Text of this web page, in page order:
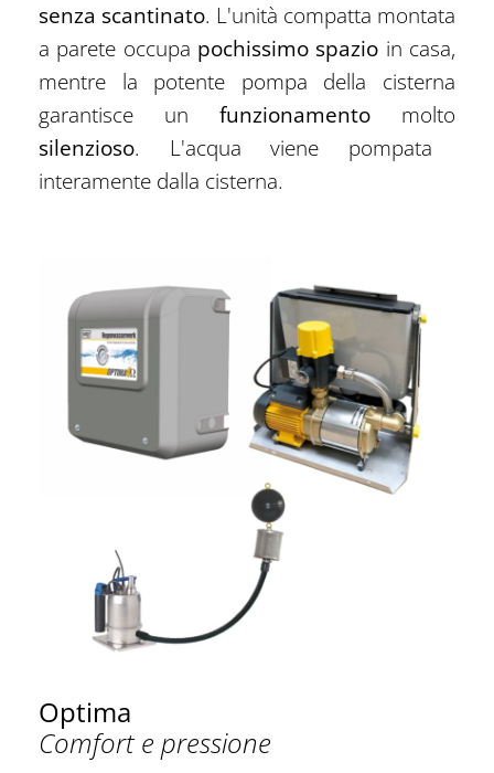
senza scantinato. L'unità compatta montata
a parete occupa pochissimo spazio in casa,
mentre la potente pompa della cisterna
garantisce un funzionamento molto
silenzioso. L'acqua viene pompata
interamente dalla cisterna.
Optima
Comfort e pressione